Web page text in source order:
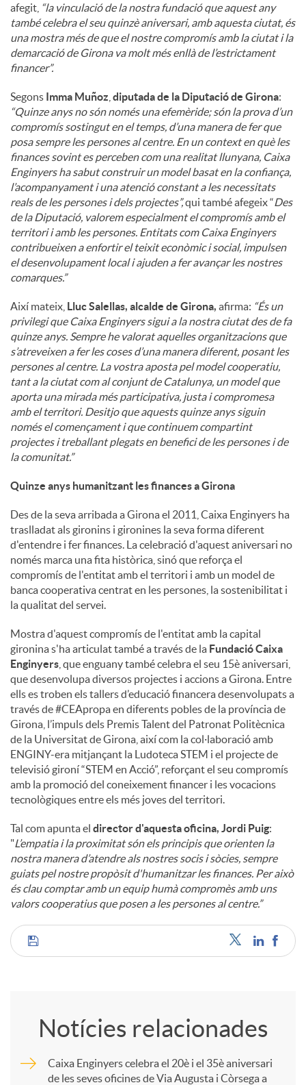
afegit, “la vinculació de la nostra fundació que aquest any
també celebra el seu quinzè aniversari, amb aquesta ciutat, és
una mostra més de que el nostre compromís amb la ciutat i la
demarcació de Girona va molt més enllà de l’estrictament
financer”.
Segons Imma Muñoz diputada de la Diputació de Girona:
“Quinze anys no són només una efemèride; són la prova d’un
compromís sostingut en el temps, d’una manera de fer que
posa sempre les persones al centre. En un context en què les
finances sovint es perceben com una realitat llunyana, Caixa
Enginyers ha sabut construir un model basat en la confiança,
l’acompanyament i una atenció constant a les necessitats
reals de les persones i dels projectes”,qui també afegeix “Des
de la Diputació, valorem especialment el compromís amb el
territori i amb les persones. Entitats com Caixa Enginyers
contribueixen a enfortir el teixit econòmic i social, impulsen
el desenvolupament local i ajuden a fer avançar les nostres
comarques.”
Així mateix, Lluc Salellas, alcalde de Girona, afirma: “És un
privilegi que Caixa Enginyers sigui a la nostra ciutat des de fa
quinze anys. Sempre he valorat aquelles organitzacions que
s’atreveixen a fer les coses d’una manera diferent, posant les
persones al centre. La vostra aposta pel model cooperatiu,
tant a la ciutat com al conjunt de Catalunya, un model que
aporta una mirada més participativa, justa i compromesa
amb el territori. Desitjo que aquests quinze anys siguin
només el començament i que continuem compartint
projectes i treballant plegats en benefici de les persones i de
la comunitat.”
Quinze anys humanitzant les finances a Girona
Des de la seva arribada a Girona el 2011, Caixa Enginyers ha
traslladat als gironins i gironines la seva forma diferent
d'entendre i fer finances. La celebració d'aquest aniversari no
només marca una fita històrica, sinó que reforça el
compromís de l'entitat amb el territori i amb un model de
banca cooperativa centrat en les persones, la sostenibilitat i
la qualitat del servei.
Mostra d'aquest compromís de l'entitat amb la capital
gironina s'ha articulat també a través de la Fundació Caixa
Enginyers , que enguany també celebra el seu 15è aniversari,
que desenvolupa diversos projectes i accions a Girona. Entre
ells es troben els tallers d’educació financera desenvolupats a
través de #CEApropa en diferents pobles de la província de
Girona, l’impuls dels Premis Talent del Patronat Politècnica
de la Universitat de Girona, així com la col·laboració amb
ENGINY-era mitjançant la Ludoteca STEM i el projecte de
televisió gironí “STEM en Acció”, reforçant el seu compromís
amb la promoció del coneixement financer i les vocacions
tecnològiques entre els més joves del territori.
Tal com apunta el director d'aquesta oficina, Jordi Puig:
"L’empatia i la proximitat són els principis que orienten la
nostra manera d’atendre als nostres socis i sòcies, sempre
guiats pel nostre propòsit d'humanitzar les finances. Per això
és clau comptar amb un equip humà compromès amb uns
valors cooperatius que posen a les persones al centre.”
C
Notícies relacionades
Caixa Enginyers celebra el 20è i el 35è aniversari
de les seves oficines de Via Augusta i Còrsega a